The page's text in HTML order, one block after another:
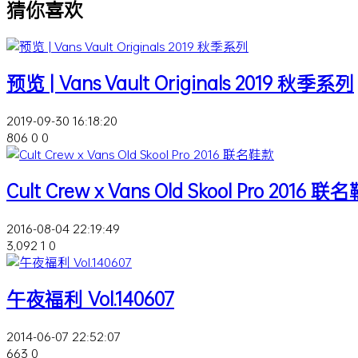
猜你喜欢
预览 | Vans Vault Originals 2019 秋季系列
2019-09-30 16:18:20
806 0 0
Cult Crew x Vans Old Skool Pro 2016 联名
2016-08-04 22:19:49
3,092 1 0
午夜福利 Vol.140607
2014-06-07 22:52:07
663 0